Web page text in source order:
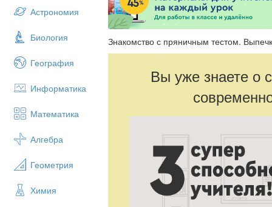
Астрономия
Биология
География
Информатика
Математика
Алгебра
Геометрия
Химия
Знакомство с пряничным тестом.
Вы уже знаете о